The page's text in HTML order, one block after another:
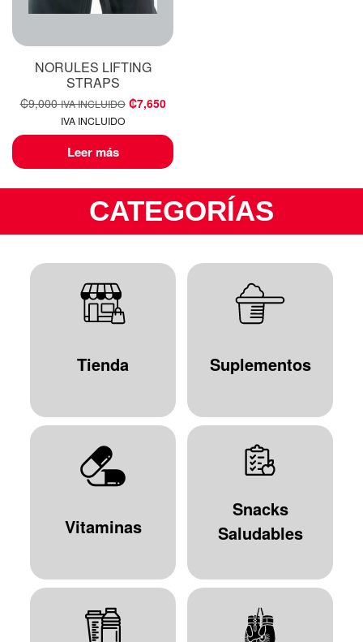
NORULES LIFTING
STRAPS
₡9,000 IVA INCLUIDO ₡7,650
IVA INCLUIDO
Leer más
CATEGORÍAS
Tienda Suplementos
Vitaminas
Snacks
Saludables